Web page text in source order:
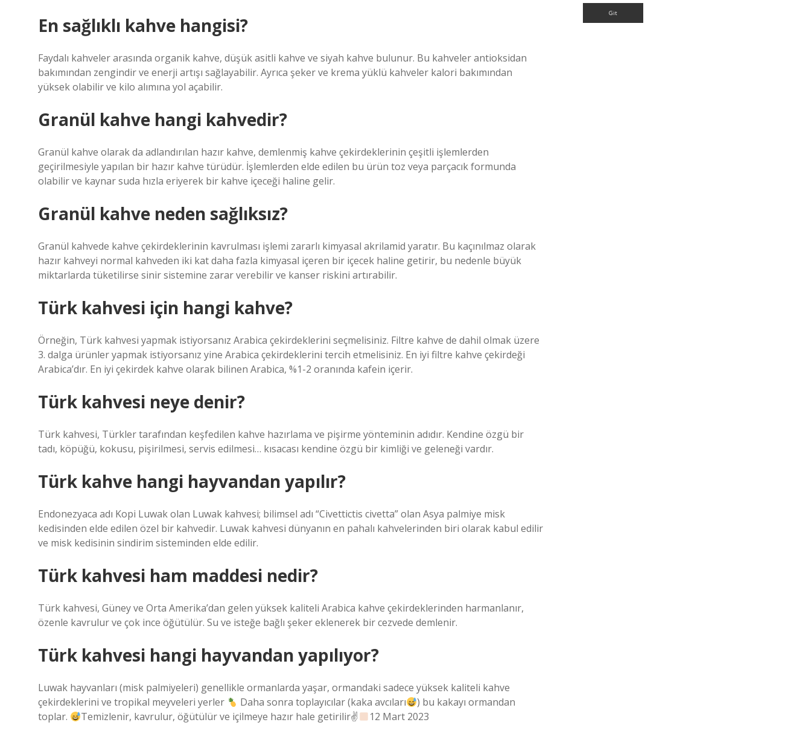
En sağlıklı kahve hangisi?
Faydalı kahveler arasında organik kahve, düşük asitli kahve ve siyah kahve bulunur. Bu kahveler antioksidan
bakımından zengindir ve enerji artışı sağlayabilir. Ayrıca şeker ve krema yüklü kahveler kalori bakımından
yüksek olabilir ve kilo alımına yol açabilir.
Granül kahve hangi kahvedir?
Granül kahve olarak da adlandırılan hazır kahve, demlenmiş kahve çekirdeklerinin çeşitli işlemlerden
geçirilmesiyle yapılan bir hazır kahve türüdür. İşlemlerden elde edilen bu ürün toz veya parçacık formunda
olabilir ve kaynar suda hızla eriyerek bir kahve içeceği haline gelir.
Granül kahve neden sağlıksız?
Granül kahvede kahve çekirdeklerinin kavrulması işlemi zararlı kimyasal akrilamid yaratır. Bu kaçınılmaz olarak
hazır kahveyi normal kahveden iki kat daha fazla kimyasal içeren bir içecek haline getirir, bu nedenle büyük
miktarlarda tüketilirse sinir sistemine zarar verebilir ve kanser riskini artırabilir.
Türk kahvesi için hangi kahve?
Örneğin, Türk kahvesi yapmak istiyorsanız Arabica çekirdeklerini seçmelisiniz. Filtre kahve de dahil olmak üzere
3. dalga ürünler yapmak istiyorsanız yine Arabica çekirdeklerini tercih etmelisiniz. En iyi filtre kahve çekirdeği
Arabica’dır. En iyi çekirdek kahve olarak bilinen Arabica, %1-2 oranında kafein içerir.
Türk kahvesi neye denir?
Türk kahvesi, Türkler tarafından keşfedilen kahve hazırlama ve pişirme yönteminin adıdır. Kendine özgü bir
tadı, köpüğü, kokusu, pişirilmesi, servis edilmesi… kısacası kendine özgü bir kimliği ve geleneği vardır.
Türk kahve hangi hayvandan yapılır?
Endonezyaca adı Kopi Luwak olan Luwak kahvesi; bilimsel adı “Civettictis civetta” olan Asya palmiye misk
kedisinden elde edilen özel bir kahvedir. Luwak kahvesi dünyanın en pahalı kahvelerinden biri olarak kabul edilir
ve misk kedisinin sindirim sisteminden elde edilir.
Türk kahvesi ham maddesi nedir?
Türk kahvesi, Güney ve Orta Amerika’dan gelen yüksek kaliteli Arabica kahve çekirdeklerinden harmanlanır,
özenle kavrulur ve çok ince öğütülür. Su ve isteğe bağlı şeker eklenerek bir cezvede demlenir.
Türk kahvesi hangi hayvandan yapılıyor?
Luwak hayvanları (misk palmiyeleri) genellikle ormanlarda yaşar, ormandaki sadece yüksek kaliteli kahve
çekirdeklerini ve tropikal meyveleri yerler
Daha sonra toplayıcılar (kaka avcıları
) bu kakayı ormandan
toplar.
Temizlenir, kavrulur, öğütülür ve içilmeye hazır hale getirilir✌ 12 Mart 2023